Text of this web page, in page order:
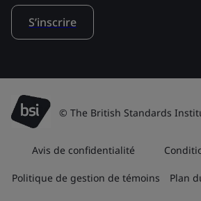
S’inscrire
© The British Standards
Avis de confidentialité
Politique de gestion de témoins Plan